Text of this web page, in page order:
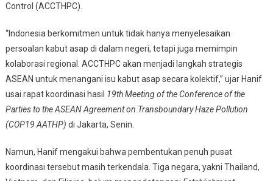
Control (ACCTHPC).
“Indonesia berkomitmen untuk tidak hanya menyelesaikan
persoalan kabut asap di dalam negeri, tetapi juga memimpin
kolaborasi regional. ACCTHPC akan menjadi langkah strategis
ASEAN untuk menangani isu kabut asap secara kolektif,” ujar Hanif
usai rapat koordinasi hasil 19th Meeting of the Conference of the
Parties to the ASEAN Agreement on Transboundary Haze Pollution
(COP19 AATHP) di Jakarta, Senin.
Namun, Hanif mengakui bahwa pembentukan penuh pusat
koordinasi tersebut masih terkendala. Tiga negara, yakni Thailand,